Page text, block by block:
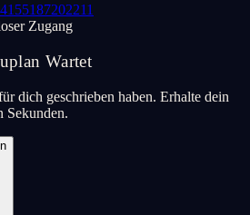
155187202211
Zugang
Wartet
dich geschrieben haben. Erhalte dein
Sekunden.